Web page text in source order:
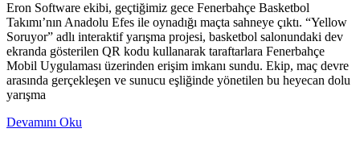
Eron Software ekibi, geçtiğimiz gece Fenerbahçe Basketbol
Takımı’nın Anadolu Efes ile oynadığı maçta sahneye çıktı. “Yellow
Soruyor” adlı interaktif yarışma projesi, basketbol salonundaki dev
ekranda gösterilen QR kodu kullanarak taraftarlara Fenerbahçe
Mobil Uygulaması üzerinden erişim imkanı sundu. Ekip, maç devre
arasında gerçekleşen ve sunucu eşliğinde yönetilen bu heyecan dolu
yarışma
Devamını Oku